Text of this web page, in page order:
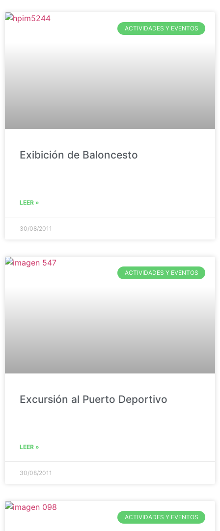
ACTIVIDADES Y EVENTOS
Exibición de Baloncesto
LEER »
30/08/2011
ACTIVIDADES Y EVENTOS
Excursión al Puerto Deportivo
LEER »
30/08/2011
ACTIVIDADES Y EVENTOS